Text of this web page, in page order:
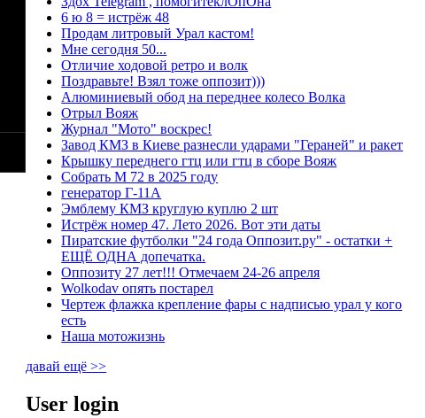
6 ю 8 = истрёж 48
Продам литровый Урал кастом!
Мне сегодня 50...
Отличие ходовой ретро и волк
Поздравьте! Взял тоже оппозит)))
Алюминиевый обод на переднее колесо Волка
Отрыл Вояж
Журнал "Мото" воскрес!
Завод КМЗ в Киеве разнесли ударами "Гераней" и ракет
Крышку переднего гтц или гтц в сборе Вояж
Собрать М 72 в 2025 году
генератор Г-11А
Эмблему КМЗ круглую куплю 2 шт
Истрёж номер 47. Лето 2026. Вот эти даты
Пиратские футболки "24 года Оппозит.ру" - остатки +
ЕЩЁ ОДНА допечатка.
Оппозиту 27 лет!!! Отмечаем 24-26 апреля
Wolkodav опять постарел
Чертеж флажка крепление фары с надписью урал у кого
есть
Наша мотожизнь
давай ещё >>
User login